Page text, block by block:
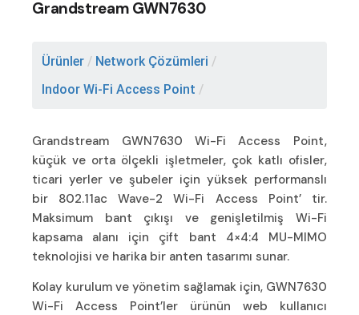
Grandstream GWN7630
Ürünler / Network Çözümleri /
Indoor Wi-Fi Access Point /
Grandstream GWN7630 Wi-Fi Access Point,
küçük ve orta ölçekli işletmeler, çok katlı ofisler,
ticari yerler ve şubeler için yüksek performanslı
bir 802.11ac Wave-2 Wi-Fi Access Point’ tir.
Maksimum bant çıkışı ve genişletilmiş Wi-Fi
kapsama alanı için çift bant 4×4:4 MU-MIMO
teknolojisi ve harika bir anten tasarımı sunar.
Kolay kurulum ve yönetim sağlamak için, GWN7630
Wi-Fi Access Point’ler ürünün web kullanıcı